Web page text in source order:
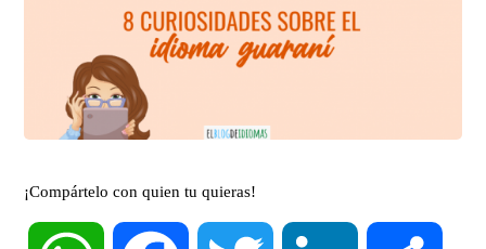
¡Compártelo con quien tu quieras!